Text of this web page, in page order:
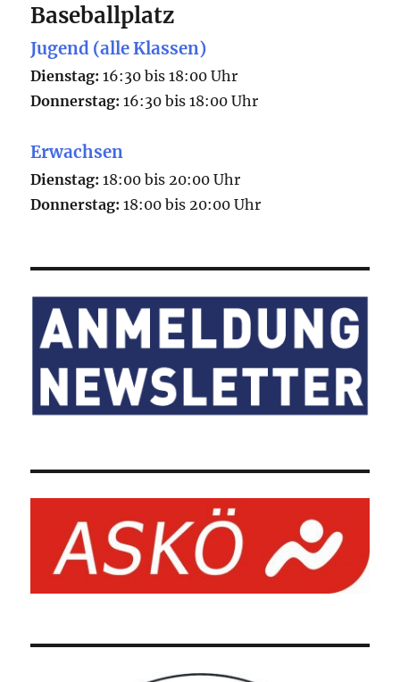
Baseballplatz
Jugend (alle Klassen)
Dienstag: 16:30 bis 18:00 Uhr
Donnerstag: 16:30 bis 18:00 Uhr
Erwachsen
Dienstag: 18:00 bis 20:00 Uhr
Donnerstag: 18:00 bis 20:00 Uhr